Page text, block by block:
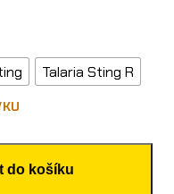
Talaria Sting R
do košíku